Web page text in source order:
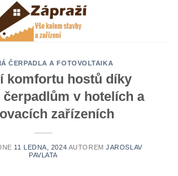
ČERPADLA A FOTOVOLTAIKA
komfortu hostů díky
v hotelích a
zařízeních
11 LEDNA, 2024 AUTOREMJAROSLAV
PAVLATA